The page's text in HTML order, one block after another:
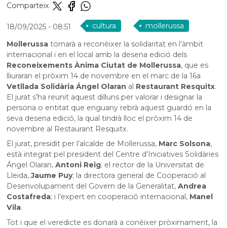
Comparteix
18/09/2025- 08:51 cultura
mollerussa
Mollerussa tornarà a reconèixer la solidaritat en l’àmbit
internacional i en el local amb la desena edició dels
Reconeixements Ànima Ciutat de Mollerussa, que es
lliuraran el pròxim 14 de novembre en el marc de la 16a
Vetllada Solidària Ángel Olaran al Restaurant Resquitx.
El jurat s’ha reunit aquest dilluns per valorar i designar la
persona o entitat que enguany rebrà aquest guardó en la
seva desena edició, la qual tindrà lloc el pròxim 14 de
novembre al Restaurant Resquitx.
El jurat, presidit per l’alcalde de Mollerussa, Marc Solsona,
està integrat pel president del Centre d’Iniciatives Solidàries
Ángel Olaran,Antoni Reig; el rector de la Universitat de
Lleida,Jaume Puy; la directora general de Cooperació al
Desenvolupament del Govern de la Generalitat,Andrea
Costafreda; i l’expert en cooperació internacional, Manel
Vila.
Tot i que el veredicte es donarà a conèixer pròximament, la